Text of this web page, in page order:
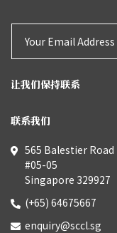
让我们保持联系
联系我们
565 Balestier Road
#05-05
Singapore 329927
(+65) 64675667
enquiry@sccl.sg